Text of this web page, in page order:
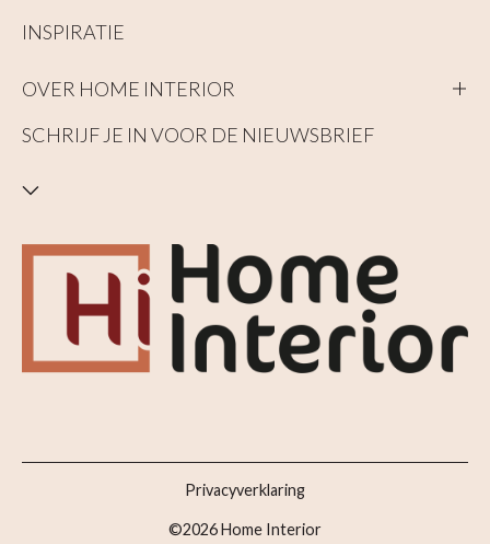
INSPIRATIE
OVER HOME INTERIOR
SCHRIJF JE IN VOOR DE NIEUWSBRIEF
©2026 Home Interior
Privacyverklaring